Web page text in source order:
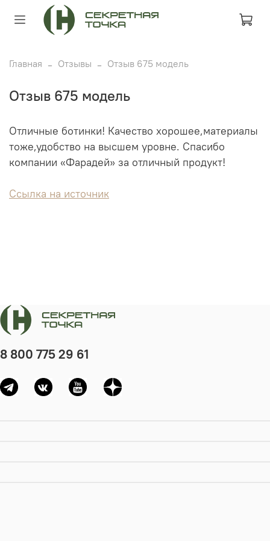
Главная Отзывы Отзыв 675 модель
Отзыв 675 модель
Отличные ботинки! Качество хорошее,материалы
тоже,удобство на высшем уровне. Спасибо
компании «Фарадей» за отличный продукт!
Ссылка на источник
8 800 775 29 61